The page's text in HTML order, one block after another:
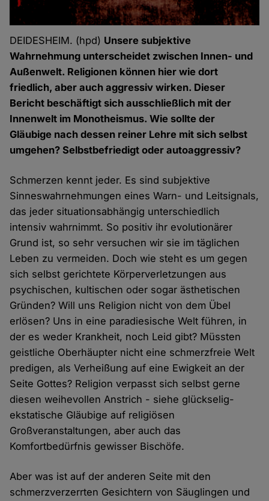
DEIDESHEIM. (hpd) Unsere subjektive
Wahrnehmung unterscheidet zwischen Innen- und
Außenwelt. Religionen können hier wie dort
friedlich, aber auch aggressiv wirken. Dieser
Bericht beschäftigt sich ausschließlich mit der
Innenwelt im Monotheismus. Wie sollte der
Gläubige nach dessen reiner Lehre mit sich selbst
umgehen? Selbstbefriedigt oder autoaggressiv?
Schmerzen kennt jeder. Es sind subjektive
Sinneswahrnehmungen eines Warn- und Leitsignals,
das jeder situationsabhängig unterschiedlich
intensiv wahrnimmt. So positiv ihr evolutionärer
Grund ist, so sehr versuchen wir sie im täglichen
Leben zu vermeiden. Doch wie steht es um gegen
sich selbst gerichtete Körperverletzungen aus
psychischen, kultischen oder sogar ästhetischen
Gründen? Will uns Religion nicht von dem Übel
erlösen? Uns in eine paradiesische Welt führen, in
der es weder Krankheit, noch Leid gibt? Müssten
geistliche Oberhäupter nicht eine schmerzfreie Welt
predigen, als Verheißung auf eine Ewigkeit an der
Seite Gottes? Religion verpasst sich selbst gerne
diesen weihevollen Anstrich - siehe glückselig-
ekstatische Gläubige auf religiösen
Großveranstaltungen, aber auch das
Komfortbedürfnis gewisser Bischöfe.
Aber was ist auf der anderen Seite mit den
schmerzverzerrten Gesichtern von Säuglingen und